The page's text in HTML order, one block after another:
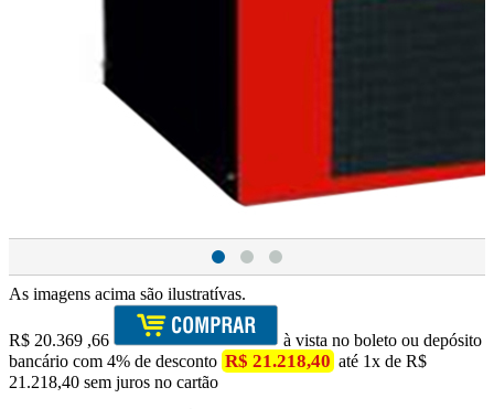
As imagens acima são ilustratívas.
R$ 20.369 ,66
à vista no boleto ou depósito
bancário com 4% de desconto R$ 21.218,40 até 1x de R$
21.218,40 sem juros no cartão